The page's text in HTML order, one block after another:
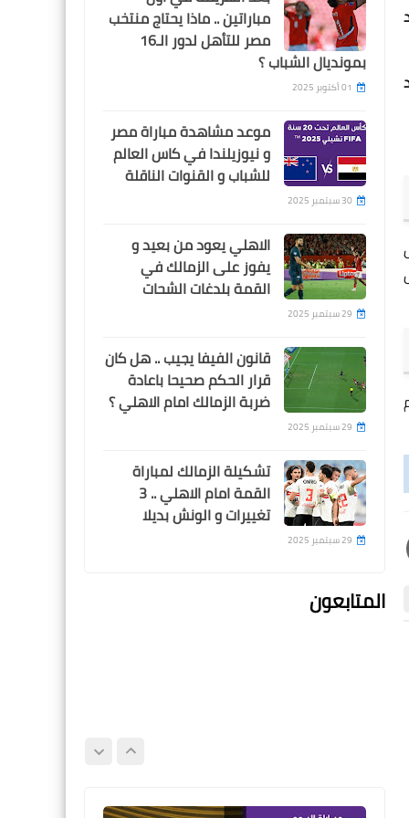
يوم
مباراتين .. ماذا يحتاج منتخب
مصر للتأهل لدور الـ16
بمونديال الشباب ؟
01 أكتوبر 2025
موعد مشاهدة مباراة مصر
و نيوزيلندا في كاس العالم
للشباب و القنوات الناقلة
30 سبتمبر 2025
الاهلي يعود من بعيد و
يفوز على الزمالك في
القمة بلدغات الشحات
29 سبتمبر 2025
قانون الفيفا يجيب .. هل كان
قرار الحكم صحيحا باعادة
ضربة الزمالك امام الاهلي ؟
29 سبتمبر 2025
تشكيلة الزمالك لمباراة
القمة امام الاهلي .. 3
تغييرات و الونش بديلا
29 سبتمبر 2025
المتابعون
القنوات الناقلة
Egypt
موعد مباراة شباب بلوزداد و
المصري و القنوات الناقلة
موعد مباراة بيراميدز و الجيش
الملكي و القنوات الناقلة
Egypt
قناة مفتوحة تنقل مباراة
الاهلي و الترجي في ربع نهائي